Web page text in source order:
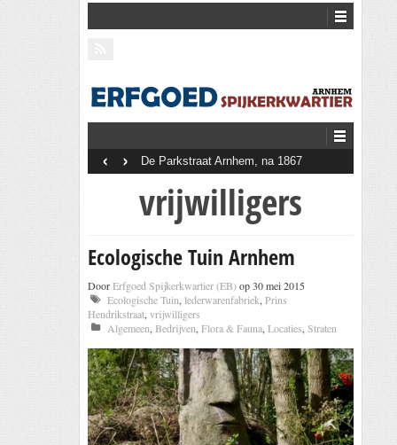
De Parkstraat Arnhem, na 1867
‹ ›
vrijwilligers
Ecologische Tuin Arnhem
DoorErfgoed Spijkerkwartier (EB)op 30 mei 2015
Ecologische Tuin, lederwarenfabriek, Prins
Hendrikstraat, vrijwilligers
Algemeen, Bedrijven, Flora & Fauna, Locaties, Straten